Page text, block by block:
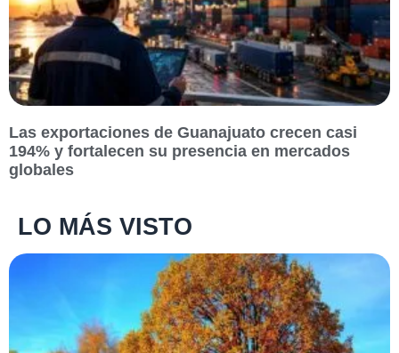
Las exportaciones de Guanajuato crecen casi
194% y fortalecen su presencia en mercados
globales
LO MÁS VISTO